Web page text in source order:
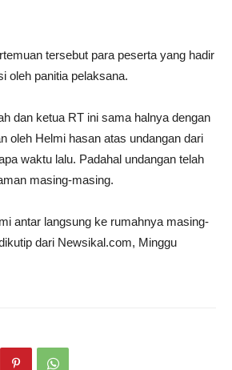
tersebut para peserta yang hadir
oleh panitia pelaksana.
dan ketua RT ini sama halnya dengan
oleh Helmi hasan atas undangan dari
waktu lalu. Padahal undangan telah
masing-masing.
antar langsung ke rumahnya masing-
dari Newsikal.com, Minggu